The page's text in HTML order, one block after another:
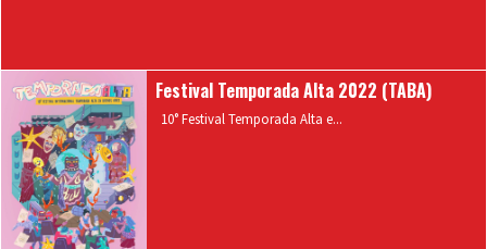
Festival Temporada Alta 2022 (TABA)
10° Festival Temporada Alta e...